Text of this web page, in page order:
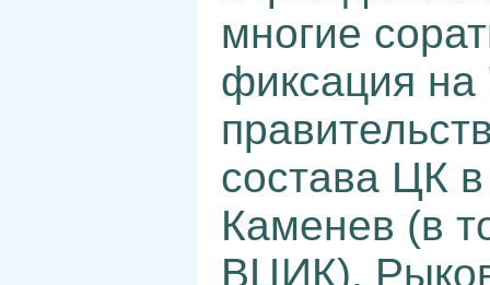
многие
фиксация на
состава ЦК
Каменев (в
ВЦИК),